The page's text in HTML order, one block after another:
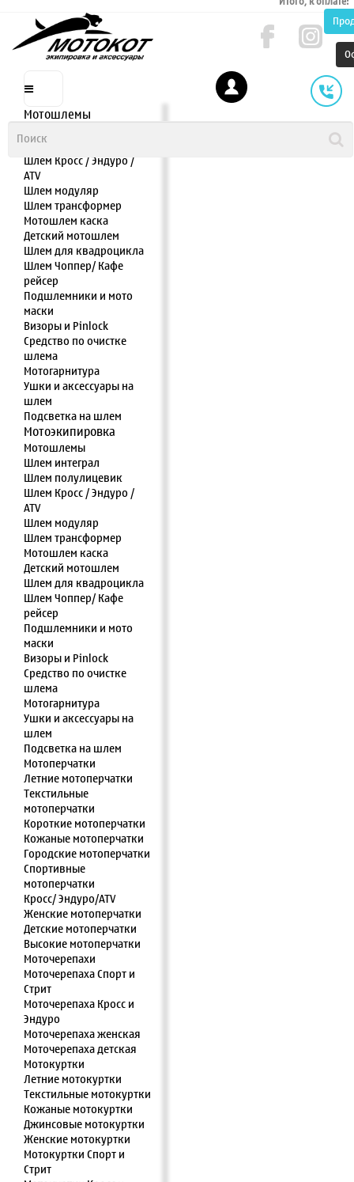
Мотошлемы
Шлем полулицевик
Шлем Кросс / Эндуро /
ATV
Шлем модуляр
Шлем трансформер
Мотошлем каска
Детский мотошлем
Шлем для квадроцикла
Шлем Чоппер/ Кафе
рейсер
Подшлемники и мото
маски
Визоры и Pinlock
Средство по очистке
шлема
Мотогарнитура
Ушки и аксессуары на
шлем
Подсветка на шлем
Мотоэкипировка
Мотошлемы
Шлем интеграл
Шлем полулицевик
Шлем Кросс / Эндуро /
ATV
Шлем модуляр
Шлем трансформер
Мотошлем каска
Детский мотошлем
Шлем для квадроцикла
Шлем Чоппер/ Кафе
рейсер
Подшлемники и мото
маски
Визоры и Pinlock
Средство по очистке
шлема
Мотогарнитура
Ушки и аксессуары на
шлем
Подсветка на шлем
Мотоперчатки
Летние мотоперчатки
Текстильные
мотоперчатки
Короткие мотоперчатки
Кожаные мотоперчатки
Городские мотоперчатки
Спортивные
мотоперчатки
Кросс/ Эндуро/ATV
Женские мотоперчатки
Детские мотоперчатки
Высокие мотоперчатки
Моточерепахи
Моточерепаха Спорт и
Стрит
Моточерепаха Кросс и
Эндуро
Моточерепаха женская
Моточерепаха детская
Мотокуртки
Летние мотокуртки
Текстильные мотокуртки
Кожаные мотокуртки
Джинсовые мотокуртки
Женские мотокуртки
Мотокуртки Спорт и
Стрит